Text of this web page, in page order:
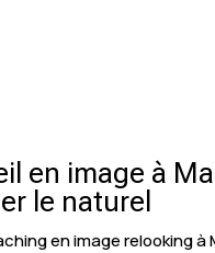
en image à
le naturel
en image relooking à